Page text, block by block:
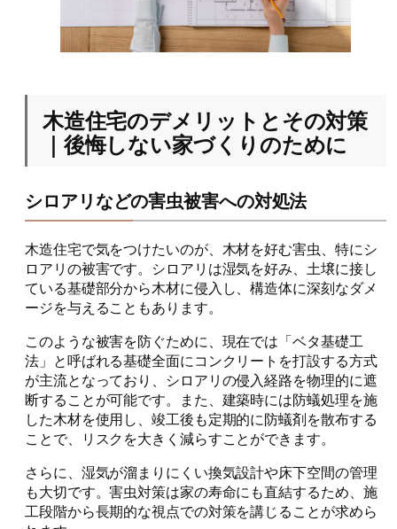
木造住宅のデメリットとその対策
｜後悔しない家づくりのために
シロアリなどの害虫被害への対処法
木造住宅で気をつけたいのが、木材を好む害虫、特にシ
ロアリの被害です。シロアリは湿気を好み、土壌に接し
ている基礎部分から木材に侵入し、構造体に深刻なダメ
ージを与えることもあります。
このような被害を防ぐために、現在では「ベタ基礎工
法」と呼ばれる基礎全面にコンクリートを打設する方式
が主流となっており、シロアリの侵入経路を物理的に遮
断することが可能です。また、建築時には防蟻処理を施
した木材を使用し、竣工後も定期的に防蟻剤を散布する
ことで、リスクを大きく減らすことができます。
さらに、湿気が溜まりにくい換気設計や床下空間の管理
も大切です。害虫対策は家の寿命にも直結するため、施
工段階から長期的な視点での対策を講じることが求めら